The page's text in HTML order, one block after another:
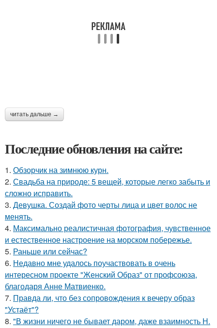
читать дальше →
Последние обновления на сайте:
1. Обзорчик на зимнюю курн.
2. Свадьба на природе: 5 вещей, которые легко забыть и
сложно исправить.
3. Девушка. Создай фото черты лица и цвет волос не
менять.
4. Максимально реалистичная фотография, чувственное
и естественное настроение на морском побережье.
5. Раньше или сейчас?
6. Недавно мне удалось поучаствовать в очень
интересном проекте "Женский Образ" от профсоюза,
благодаря Анне Матвиенко.
7. Правда ли, что без сопровождения к вечеру образ
"Устаёт"?
8. "В жизни ничего не бывает даром, даже взаимность Н.